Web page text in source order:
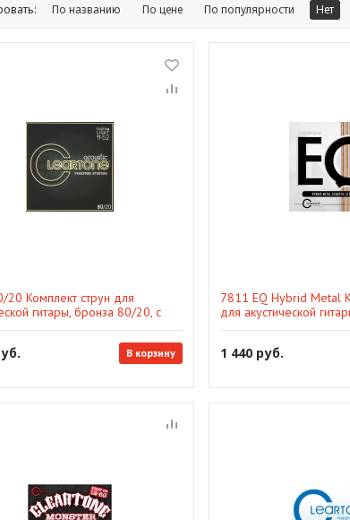
По названию По цене По популярности Нет
20 Комплект струн для
гитары, бронза 80/20, с
В корзину
7811 EQ Hybrid Metal
для акустической
1 440 руб.